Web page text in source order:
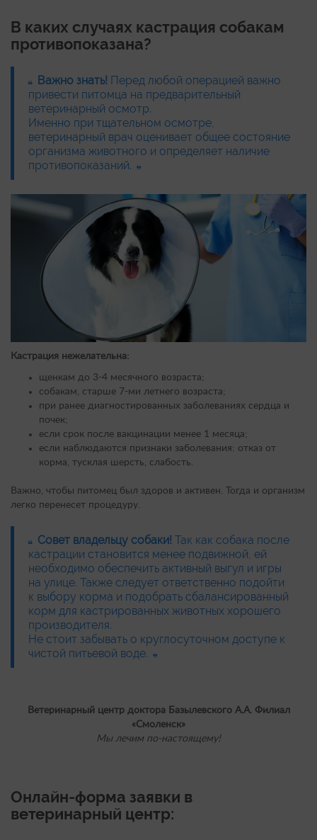
В каких случаях кастрация собакам
противопоказана?
Важно знать! Перед любой операцией важно
привести питомца на предварительный
ветеринарный осмотр.
Именно при тщательном осмотре,
ветеринарный врач оценивает общее состояние
организма животного и определяет наличие
противопоказаний.
Кастрация нежелательна:
щенкам до 3-4 месячного возраста;
собакам, старше 7-ми летнего возраста;
при ранее диагностированных заболеваниях сердца и
почек;
если срок после вакцинации менее 1 месяца;
если наблюдаются признаки заболевания: отказ от
корма, тусклая шерсть, слабость.
Важно, чтобы питомец был здоров и активен. Тогда и организм
легко перенесет процедуру.
Совет владельцу собаки! Так как собака после
кастрации становится менее подвижной, ей
необходимо обеспечить активный выгул и игры
на улице. Также следует ответственно подойти
к выбору корма и подобрать сбалансированный
корм для кастрированных животных хорошего
производителя.
Не стоит забывать о круглосуточном доступе к
чистой питьевой воде.
Ветеринарный центр доктора Базылевского А.А. Филиал
«Смоленск»
Мы лечим по-настоящему!
Онлайн-форма заявки в
ветеринарный центр: